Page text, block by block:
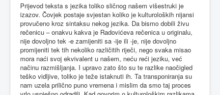
Prijevod teksta s jezika toliko sličnog našem višestruki je
izazov. Čovjek postaje svjestan koliko je kulturoloških nijansi
provučeno kroz sintaksu nekog jezika. Da bismo dobili živu
rečenicu – onakvu kakva je Radovićeva rečenica u originalu,
nije dovoljno tek -e zamijeniti sa -ije ili -je, nije dovoljno
promijeniti tek tih nekoliko različitih riječi, nego svaka misao
mora naći svoj ekvivalent u našem, neću reći jeziku, već
načinu razmišljanja. I upravo zato što su te razlike naočigled
teško vidljive, toliko je teže istaknuti ih. Ta transponiranja su
nam uzela prilično puno vremena i mislim da smo taj proces